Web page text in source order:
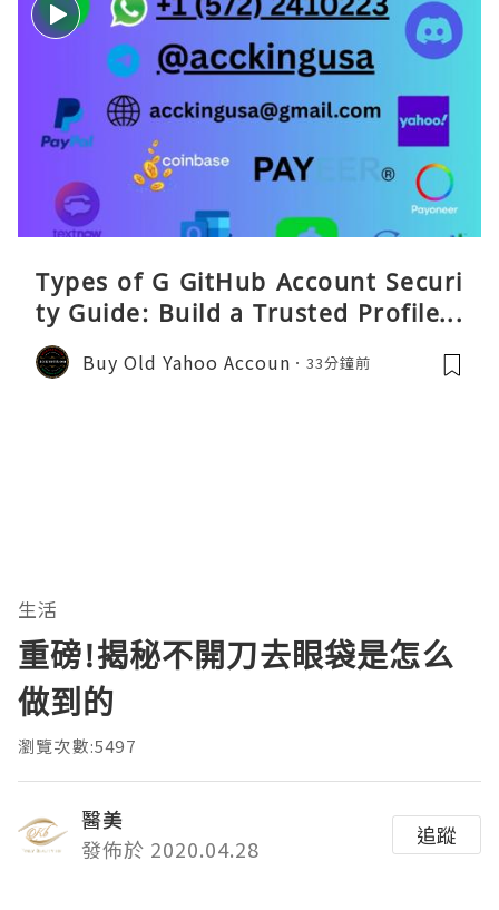
Types of G GitHub Account Securi
ty Guide: Build a Trusted Profile a
nd Protect Your DevitHub accoun
ts
Buy Old Yahoo Accoun 33分鐘前
生活
重磅!揭秘不開刀去眼袋是怎么
做到的
瀏覽次數:5497
醫美
發佈於 2020.04.28
追蹤